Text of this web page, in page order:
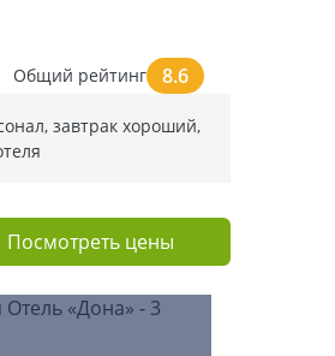
Общий рейтинг 8.6
завтрак хороший,
Посмотреть цены